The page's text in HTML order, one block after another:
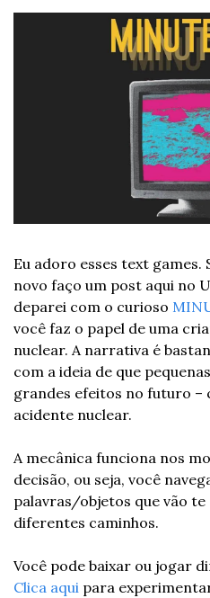
Eu adoro esses text games.
novo faço um post aqui no
deparei com o curioso
você faz o papel de uma
nuclear. A narrativa é
com a ideia de que
grandes efeitos no futuro –
acidente nuclear.
A mecânica funciona nos
decisão, ou seja, você
palavras/objetos que vão
diferentes caminhos.
Clica aqui para